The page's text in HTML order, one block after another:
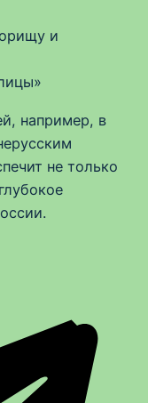
и
например, в
не только